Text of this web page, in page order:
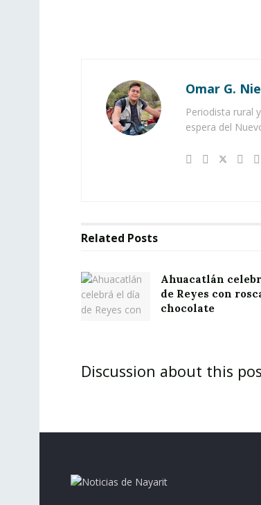
Omar G.
Periodista rural
espera del
Related Posts
Ahuacatlán
de Reyes con
chocolate
Discussion about this